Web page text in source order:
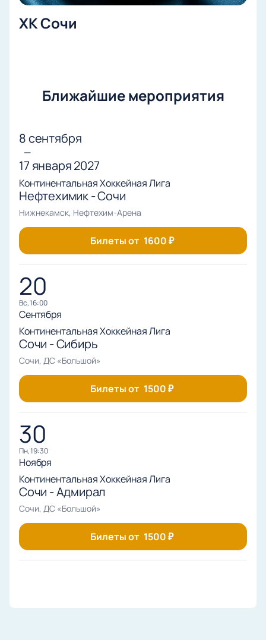
ХК Сочи
Ближайшие мероприятия
8 сентября
—
17 января 2027
Континентальная Хоккейная Лига
Нефтехимик - Сочи
Нижнекамск, Нефтехим-Арена
Билеты от 1600₽
20
вс, 16:00
Сентября
Континентальная Хоккейная Лига
Сочи - Сибирь
Сочи, ДС «Большой»
Билеты от 1500₽
30
пн, 19:30
Ноября
Континентальная Хоккейная Лига
Сочи - Адмирал
Сочи, ДС «Большой»
Билеты от 1500₽